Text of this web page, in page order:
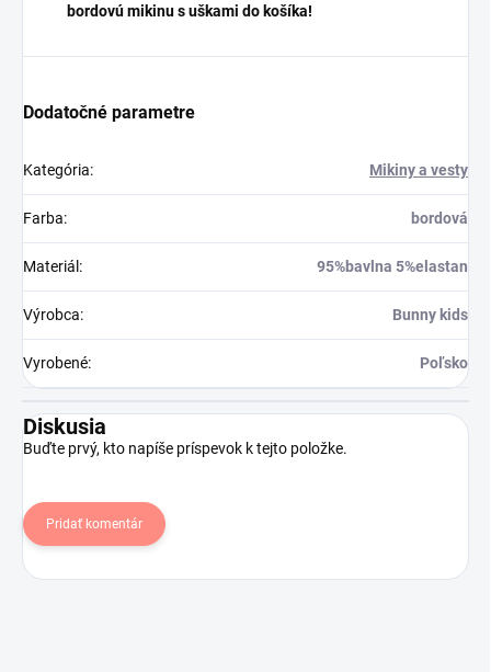
bordovú mikinu s uškami do košíka!
Dodatočné parametre
Kategória: Mikiny a vesty
Farba: bordová
Materiál : 95%bavlna 5%elastan
Výrobca: Bunny kids
Vyrobené: Poľsko
Diskusia
Buďte prvý, kto napíše príspevok k tejto položke.
Pridať komentár